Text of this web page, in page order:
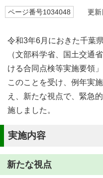
ページ番号1034048 更新
令和3年6月におきた千葉
（文部科学省、国土交通
ける合同点検等実施要領
このことを受け、例年実
え、新たな視点で、緊急
施しました。
実施内容
新たな視点